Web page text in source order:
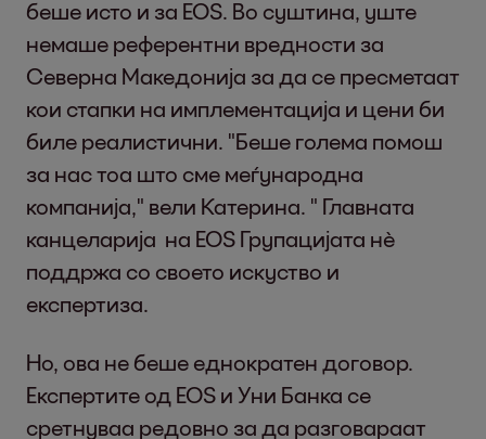
беше исто и за EOS. Во суштина, уште
немаше референтни вредности за
Северна Македонија за да се пресметаат
кои стапки на имплементација и цени би
биле реалистични. "Беше голема помош
за нас тоа што сме меѓународна
компанија," вели Катерина. " Главната
канцеларија на EOS Групацијата нѐ
поддржа со своето искуство и
експертиза.
Но, ова не беше еднократен договор.
Експертите од EOS и Уни Банка се
сретнуваа редовно за да разговараат